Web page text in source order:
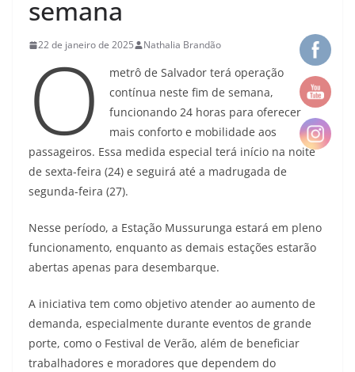
semana
22 de janeiro de 2025 Nathalia Brandão
O
metrô de Salvador terá operação
contínua neste fim de semana,
funcionando 24 horas para oferecer
mais conforto e mobilidade aos
passageiros. Essa medida especial terá início na noite
de sexta-feira (24) e seguirá até a madrugada de
segunda-feira (27).
Nesse período, a Estação Mussurunga estará em pleno
funcionamento, enquanto as demais estações estarão
abertas apenas para desembarque.
A iniciativa tem como objetivo atender ao aumento de
demanda, especialmente durante eventos de grande
porte, como o Festival de Verão, além de beneficiar
trabalhadores e moradores que dependem do